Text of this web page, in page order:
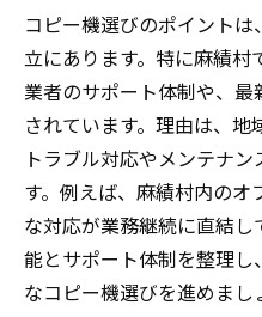
コピー機キャン
説
麻績村で利用で
コピー機のキャ
コピー機導入時
方法
業務効率化に役立つ
コピー機の機能
法
コピー機選びのポイント
立にあります。特に麻績村
業者のサポート体制や、最
されています。理由は、
トラブル対応やメンテナ
す。例えば、麻績村内のオ
な対応が業務継続に直結
能とサポート体制を整理
なコピー機選びを進めまし